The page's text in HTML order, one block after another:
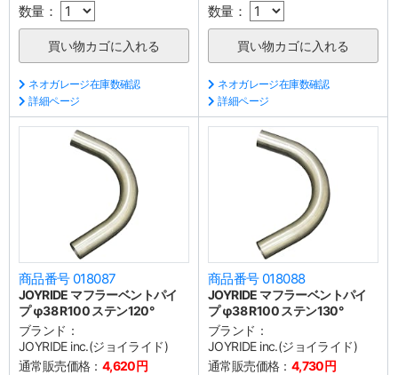
数量：
ネオガレージ在庫数確認
詳細ページ
数量：
ネオガレージ在庫数確認
詳細ページ
商品番号 018087
JOYRIDE マフラーベントパイ
プ φ38 R100 ステン120°
ブランド：
JOYRIDE inc.(ジョイライド)
通常販売価格： 4,620円
商品番号 018088
JOYRIDE マフラーベントパイ
プ φ38 R100 ステン130°
ブランド：
JOYRIDE inc.(ジョイライド)
通常販売価格： 4,730円